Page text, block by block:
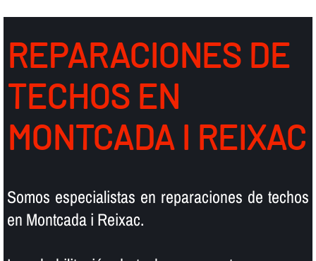
REPARACIONES DE
TECHOS EN
MONTCADA I REIXAC
Somos especialistas en reparaciones de techos
en Montcada i Reixac.